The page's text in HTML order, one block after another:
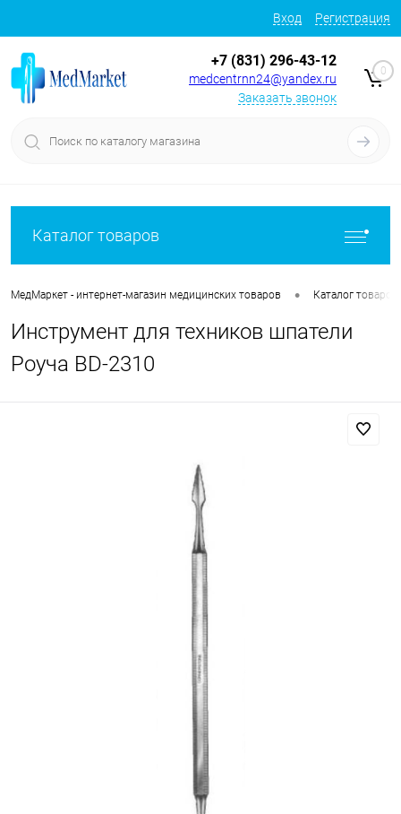
Вход Регистрация
+7 (831) 296-43-12
medcentrnn24@yandex.ru
Заказать звонок
0
Каталог товаров
МедМаркет - интернет-магазин медицинских товаров • Каталог товаров
Инструмент для техников шпатели
Роуча BD-2310